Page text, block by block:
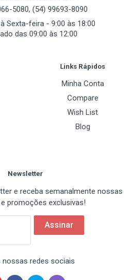
5080, (54) 99693-8090
Sexta-feira - 9:00 às 18:00
das 09:00 às 12:00
Links Rápidos
Minha Conta
Compare
Wish List
Blog
Newsletter
e receba semanalmente nossas
promoções exclusivas!
Assinar
nossas redes sociais